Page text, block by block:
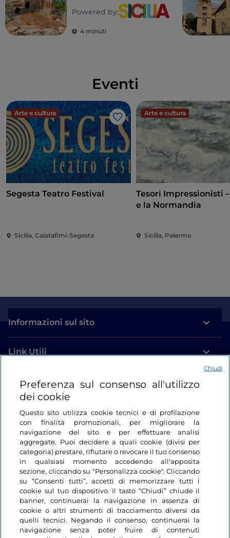
destinazioni d’Europa
del 2026
Powered by:
4 minuti
Eventi
Arte e cultura
Like
Segesta Teatro Festival
Sicilia, Calatafimi-Segesta
Arte e cultura
Tesori Impressionisti
e la Normandia
Sicilia, Palermo
Informazioni sul sito
Link Utili
Login
Restiamo in contatto
Preferenza sul consenso all'utilizzo
dei cookie
Questo sito utilizza cookie tecnici e di profilazione
con finalità promozionali, per migliorare la
navigazione del sito e per effettuare analisi
aggregate. Puoi decidere a quali cookie (divisi per
categoria) prestare, rifiutare o revocare il tuo consenso
in qualsiasi momento accedendo all'apposita
sezione, cliccando su "Personalizza cookie". Cliccando
su “Consenti tutti”, accetti di memorizzare tutti i
cookie sul tuo dispositivo. Il tasto “Chiudi” chiude il
banner, continuerai la navigazione in assenza di
cookie o altri strumenti di tracciamento diversi da
quelli tecnici. Negando il consenso, continuerai la
navigazione senza poter fruire di contenuti
Chiudi